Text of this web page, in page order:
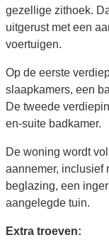
gezellige zithoek.
uitgerust met een
voertuigen.
Op de eerste
slaapkamers, een
De tweede
en-suite badkamer.
De woning wordt
aannemer, inclusief
beglazing, een
aangelegde tuin.
Extra troeven: